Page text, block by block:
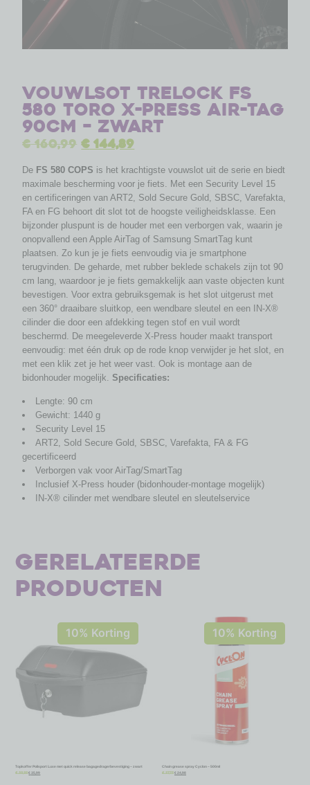
Vouwlsot Trelock FS
580 Toro X-Press Air-Tag
90cm – zwart
€160,99 €144,89
De FS 580 COPS is het krachtigste vouwslot uit de serie en biedt
maximale bescherming voor je fiets. Met een Security Level 15
en certificeringen van ART2, Sold Secure Gold, SBSC, Varefakta,
FA en FG behoort dit slot tot de hoogste veiligheidsklasse. Een
bijzonder pluspunt is de houder met een verborgen vak, waarin je
onopvallend een Apple AirTag of Samsung SmartTag kunt
plaatsen. Zo kun je je fiets eenvoudig via je smartphone
terugvinden. De geharde, met rubber beklede schakels zijn tot 90
cm lang, waardoor je je fiets gemakkelijk aan vaste objecten kunt
bevestigen. Voor extra gebruiksgemak is het slot uitgerust met
een 360° draaibare sluitkop, een wendbare sleutel en een IN-X®
cilinder die door een afdekking tegen stof en vuil wordt
beschermd. De meegeleverde X-Press houder maakt transport
eenvoudig: met één druk op de rode knop verwijder je het slot, en
met een klik zet je het weer vast. Ook is montage aan de
bidonhouder mogelijk.Specificaties:
Lengte: 90 cm
Gewicht: 1440 g
Security Level 15
ART2, Sold Secure Gold, SBSC, Varefakta, FA & FG
gecertificeerd
Verborgen vak voor AirTag/SmartTag
Inclusief X-Press houder (bidonhouder-montage mogelijk)
IN-X® cilinder met wendbare sleutel en sleutelservice
Gerelateerde
producten
10% Korting
Topkoffer Polisport Luxe met quick release bagagedragerbevestiging – zwart
€39,99 € 35,99
10% Korting
Chain grease spray Cyclon – 500ml
€ 27,75 € 24,98